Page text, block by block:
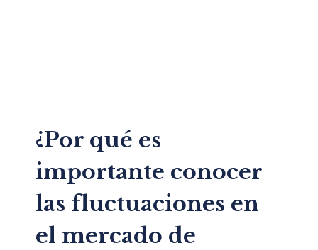
¿Por qué es
importante conocer
las fluctuaciones en
el mercado de